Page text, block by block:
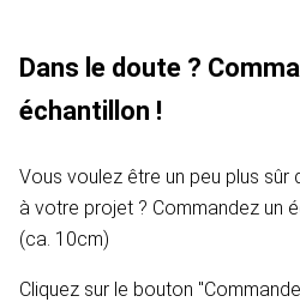
Dans le doute ?
échantillon !
Vous voulez être un peu plus
à votre projet ? Commandez un
(ca. 10cm)
Cliquez sur le bouton